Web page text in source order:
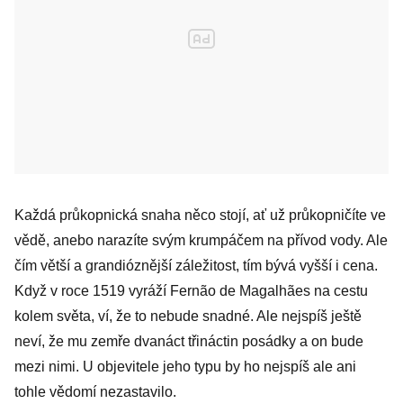
Každá průkopnická snaha něco stojí, ať už průkopničíte ve
vědě, anebo narazíte svým krumpáčem na přívod vody. Ale
čím větší a grandióznější záležitost, tím bývá vyšší i cena.
Když v roce 1519 vyráží Fernão de Magalhães na cestu
kolem světa, ví, že to nebude snadné. Ale nejspíš ještě
neví, že mu zemře dvanáct třináctin posádky a on bude
mezi nimi. U objevitele jeho typu by ho nejspíš ale ani
tohle vědomí nezastavilo.